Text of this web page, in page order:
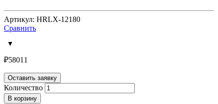
Артикул: HRLX-12180
Сравнить
₽58011
Оставить заявку
Количество
В корзину